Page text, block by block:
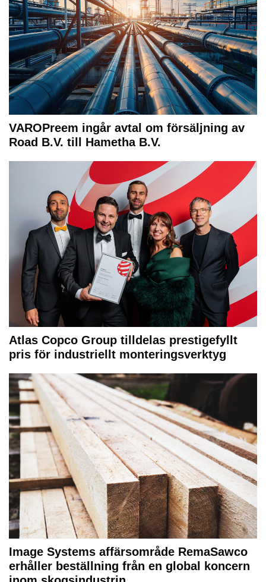
VAROPreem ingår avtal om försäljning av
Road B.V. till Hametha B.V.
Atlas Copco Group tilldelas prestigefyllt
pris för industriellt monteringsverktyg
Image Systems affärsområde RemaSawco
erhåller beställning från en global koncern